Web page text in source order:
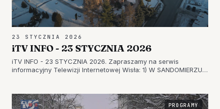
23 STYCZNIA 2026
iTV INFO - 23 STYCZNIA 2026
iTV INFO - 23 STYCZNIA 2026. Zapraszamy na serwis
informacyjny Telewizji Internetowej Wisła: 1) W SANDOMIERZU
RYNEK ZOSTANIE PRZEBUDOWANY 3…
PROGRAMY